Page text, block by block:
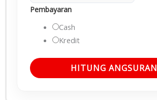
Pembayaran
Cash
Kredit
HITUNG ANGSURAN